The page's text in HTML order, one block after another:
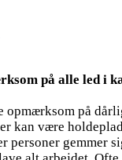
på alle led i
opmærksom på
kan være
personer gemmer